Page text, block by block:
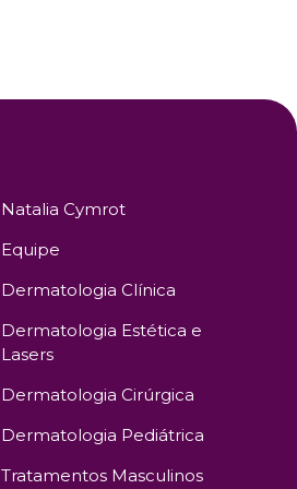
Natalia Cymrot
Equipe
Dermatologia Clínica
Dermatologia Estética e
Lasers
Dermatologia Cirúrgica
Dermatologia Pediátrica
Tratamentos Masculinos